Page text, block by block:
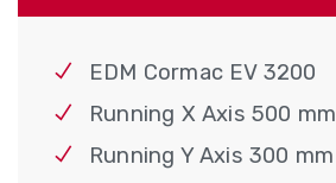
EDM Cormac EV 3200
Running X Axis 500 mm
Running Y Axis 300 mm